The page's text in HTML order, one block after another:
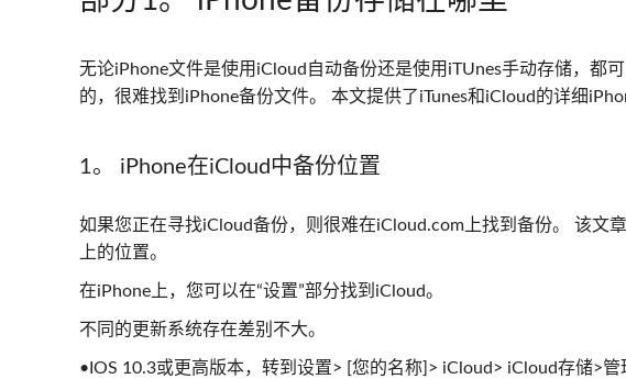
无论iPhone文件是使用iCloud自动备份还是使用iTUnes手动存储，都
的，很难找到iPhone备份文件。 本文提供了iTunes和iCloud的详细
1。 iPhone在iCloud中备份位置
如果您正在寻找iCloud备份，则很难在iCloud.com上找到备份。 该文
上的位置。
在iPhone上，您可以在“设置”部分找到iCloud。
不同的更新系统存在差别不大。
•IOS 10.3或更高版本，转到设置> [您的名称]> iCloud> iCloud存储>管